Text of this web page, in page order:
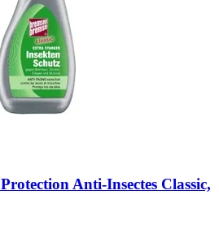
Protection Anti-​Insectes Classic,